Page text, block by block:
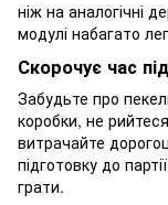
ніж на аналогічні
модулі набагато
Скорочує час
Забудьте про
коробки, не
витрачайте
підготовку до
грати.